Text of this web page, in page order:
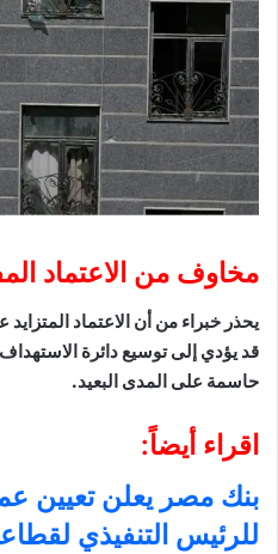
مخاوف من الاعتماد
يحذر خبراء من أن الاعتماد المتزايد
قد يؤدي إلى توسيع دائرة
حاسمة على المدى البعيد.
اقراء أيضاً:
بنك مصر يعلن تعيين
للرئيس التنفيذي